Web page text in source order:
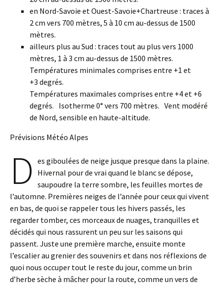
en Nord-Savoie et Ouest-Savoie+Chartreuse : traces à
2 cm vers 700 mètres, 5 à 10 cm au-dessus de 1500
mètres.
ailleurs plus au Sud : traces tout au plus vers 1000
mètres, 1 à 3 cm au-dessus de 1500 mètres.
Températures minimales comprises entre +1 et
+3 degrés.
Températures maximales comprises entre +4 et +6
degrés. Isotherme 0° vers 700 mètres. Vent modéré
de Nord, sensible en haute-altitude.
Prévisions Météo Alpes
D es giboulées de neige jusque presque dans la plaine.
Hivernal pour de vrai quand le blanc se dépose,
saupoudre la terre sombre, les feuilles mortes de
l’automne. Premières neiges de l’année pour ceux qui vivent
en bas, de quoi se rappeler tous les hivers passés, les
regarder tomber, ces morceaux de nuages, tranquilles et
décidés qui nous rassurent un peu sur les saisons qui
passent. Juste une première marche, ensuite monte
l’escalier au grenier des souvenirs et dans nos réflexions de
quoi nous occuper tout le reste du jour, comme un brin
d’herbe sèche à mâcher pour la route, comme un vers de